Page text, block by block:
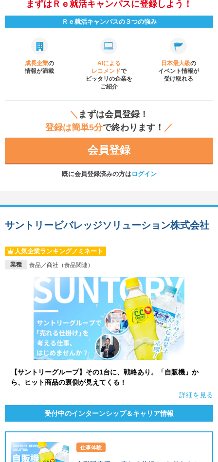
まずはＲｅ就活キャンパスに登録しよう！
Ｒｅ就活キャンパスの３つの強み
成長企業の
情報が満載
AIによる
レコメンドで
ピッタリの企業を
ご紹介
日本最大級の
イベント情報が
受け取れる
＼ まずは会員登録！
登録は簡単5分で終わります！ ／
会員登録
既に会員登録済みの方はログイン
業種 食品／商社（食品関連）
サントリービバレッジソリューション株式会社
人気企業ランキングノミネート
【サントリーグループ】その1台に、戦略あり。「自販機」か
ら、ヒット商品の裏側が見えてくる！
詳細を見る
受付中のインターンシップ＆キャリア情報
仕事体験